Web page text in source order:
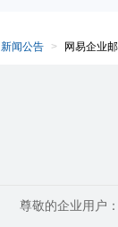
新闻公告 网易企业
尊敬的企业用户：